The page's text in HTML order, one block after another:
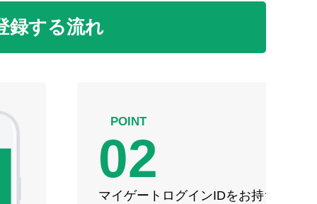
録する流れ
POINT
02
マイゲートログインIDをお持ちのお